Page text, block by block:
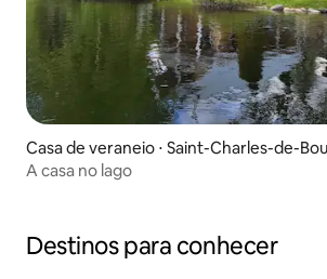
Casa de veraneio ⋅ Saint-Charles-de-
A casa no lago
Destinos para conhecer